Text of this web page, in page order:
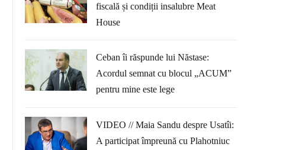
fiscală și condiții insalubre Meat
House
Ceban îi răspunde lui Năstase:
Acordul semnat cu blocul „ACUM”
pentru mine este lege
VIDEO // Maia Sandu despre Usatîi:
A participat împreună cu Plahotniuc